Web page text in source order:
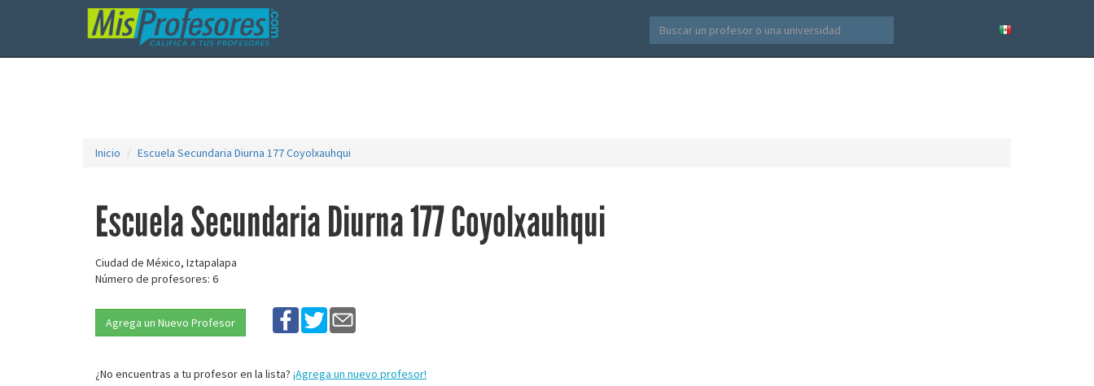
Inicio Escuela Secundaria Diurna 177 Coyolxauhqui
Escuela Secundaria Diurna 177 Coyolxauhqui
Ciudad de México, Iztapalapa
Número de profesores: 6
Agrega un Nuevo Profesor
¿No encuentras a tu profesor en la lista? ¡Agrega un nuevo profesor!